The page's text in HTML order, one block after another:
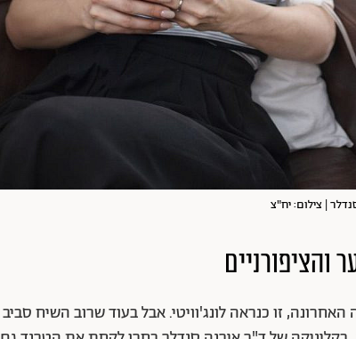
| צילום: יח"צ
והציפורניים
זו כנראה לונג'וויטי. אבל בעוד שרוב השיח סביב